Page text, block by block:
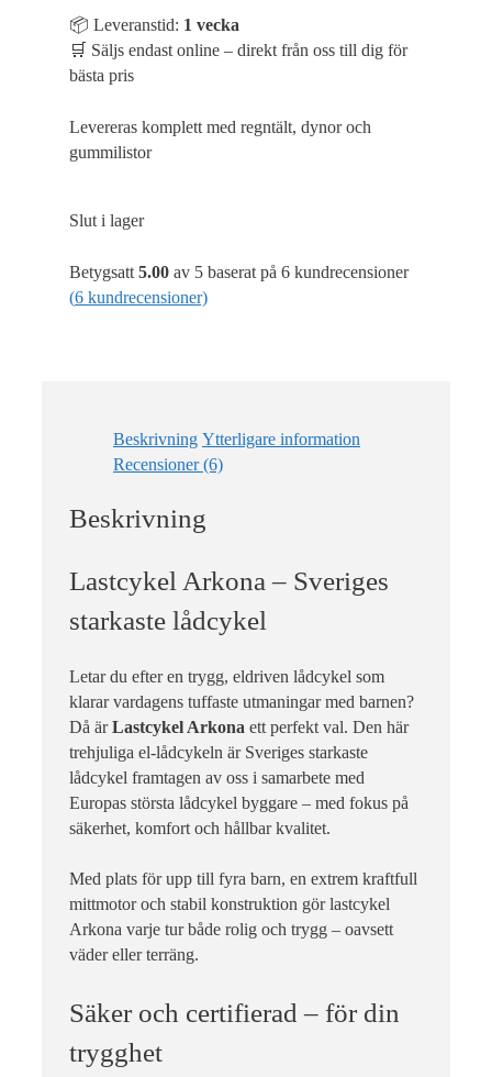
📦 Leveranstid: 1 vecka
🛒 Säljs endast online – direkt från oss till dig för
bästa pris
Levereras komplett med regntält, dynor och
gummilistor
Slut i lager
Betygsatt 5.00 av 5 baserat på 6 kundrecensioner
(6 kundrecensioner)
Beskrivning Ytterligare information
Recensioner (6)
Beskrivning
Lastcykel Arkona – Sveriges
starkaste lådcykel
Letar du efter en trygg, eldriven lådcykel som
klarar vardagens tuffaste utmaningar med barnen?
Då ärLastcykel Arkona ett perfekt val. Den här
trehjuliga el-lådcykeln är Sveriges starkaste
lådcykel framtagen av oss i samarbete med
Europas största lådcykel byggare – med fokus på
säkerhet, komfort och hållbar kvalitet.
Med plats för upp till fyra barn, en extrem kraftfull
mittmotor och stabil konstruktion gör lastcykel
Arkona varje tur både rolig och trygg – oavsett
väder eller terräng.
Säker och certifierad – för din
trygghet
förstå och
analysera de
viktigaste
prestandaindexen
som hjälper till att
leverera en bättre
användarupplevelse
cookies kommer
hemsidan.
annonser baserat
besökte tidigare
och analysera